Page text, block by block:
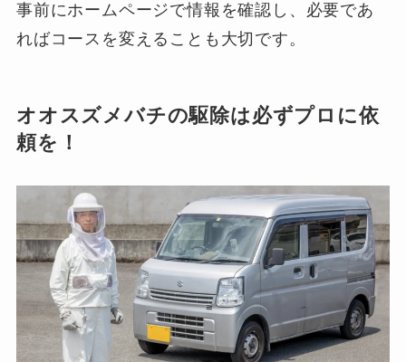
事前にホームページで情報を確認し、必要であ
ればコースを変えることも大切です。
オオスズメバチの駆除は必ずプロに依
頼を！